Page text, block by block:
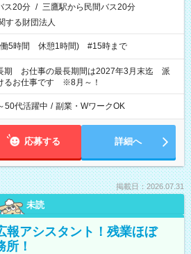
ス20分 / 三鷹駅から民間バス20分
する財団法人
働5時間 休憩1時間) #15時まで
期 お仕事の最長期間は2027年3月末迄 派
るお仕事です ※8月～！
50代活躍中 / 副業・WワークOK
応募する 詳細へ
掲載日：2026.07.31
未読
報アシスタント！残業ほぼ
！